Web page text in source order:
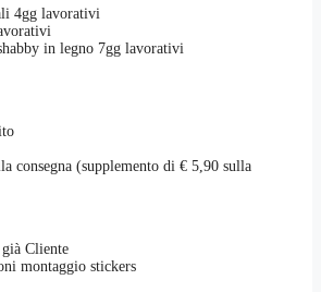
4gg lavorativi
in legno 7gg lavorativi
consegna (supplemento di € 5,90 sulla
già Cliente
montaggio stickers